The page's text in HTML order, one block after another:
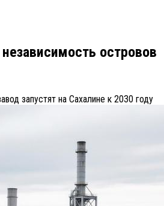
островов
запустят на Сахалине к 2030 году